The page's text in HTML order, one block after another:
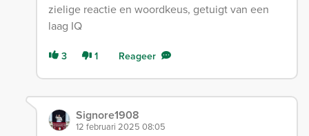
zielige reactie en woordkeus, getuigt van een
laag IQ
3 1 Reageer
Signore1908
12 februari 2025 08:05